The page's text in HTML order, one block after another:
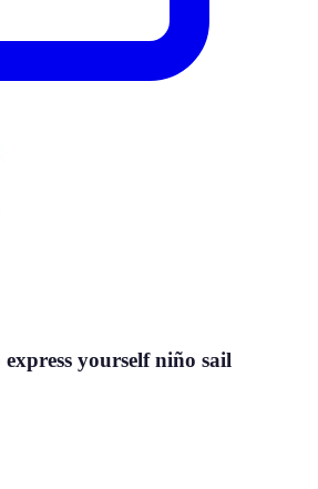
yourself niño sail